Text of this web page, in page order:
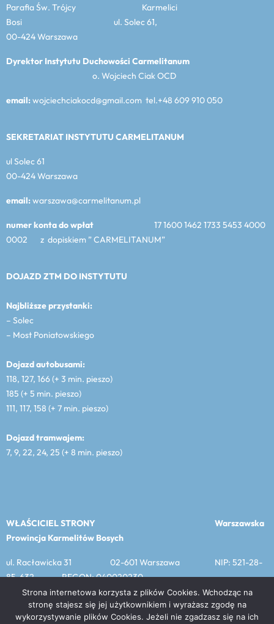
Parafia Św. Trójcy Karmelici
Bosi ul. Solec 61,
00-424 Warszawa
Dyrektor Instytutu Duchowości Carmelitanum
o. Wojciech Ciak OCD
email:wojciechciakocd@gmail.com tel.+48 609 910 050
SEKRETARIAT INSTYTUTU CARMELITANUM
ul Solec 61
00-424 Warszawa
email:warszawa@carmelitanum.pl
numer konta do wpłat 17 1600 1462 1733 5453 4000
0002 z dopiskiem ” CARMELITANUM”
DOJAZD ZTM DO INSTYTUTU
Najbliższe przystanki:
– Solec
– Most Poniatowskiego
Dojazd autobusami:
118, 127, 166 (+ 3 min. pieszo)
185 (+ 5 min. pieszo)
111, 117, 158 (+ 7 min. pieszo)
Dojazd tramwajem:
7, 9, 22, 24, 25 (+ 8 min. pieszo)
WŁAŚCICIEL STRONY Warszawska
Prowincja Karmelitów Bosych
ul. Racławicka 31 02-601 Warszawa NIP: 521-28-
85-632 REGON: 040020230
MENU
Strona internetowa korzysta z plików Cookies. Wchodząc na
stronę stajesz się jej użytkownikiem i wyrażasz zgodę na
wykorzystywanie plików Cookies. Jeżeli nie zgadzasz się na ich